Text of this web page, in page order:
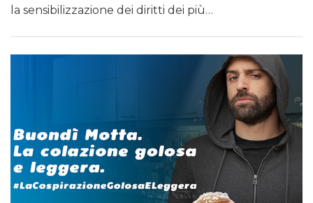
la sensibilizzazione dei diritti dei più…